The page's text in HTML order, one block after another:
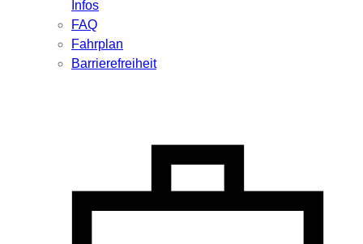
Infos
FAQ
Fahrplan
Barrierefreiheit